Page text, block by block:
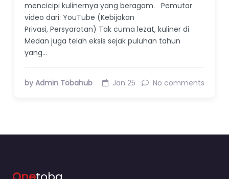
mencicipi kulinernya yang beragam. Pemutar
video dari: YouTube (Kebijakan
Privasi, Persyaratan) Tak cuma lezat, kuliner di
Medan juga telah eksis sejak puluhan tahun
yang…
by Admin Tobahub Jan 25 No comments